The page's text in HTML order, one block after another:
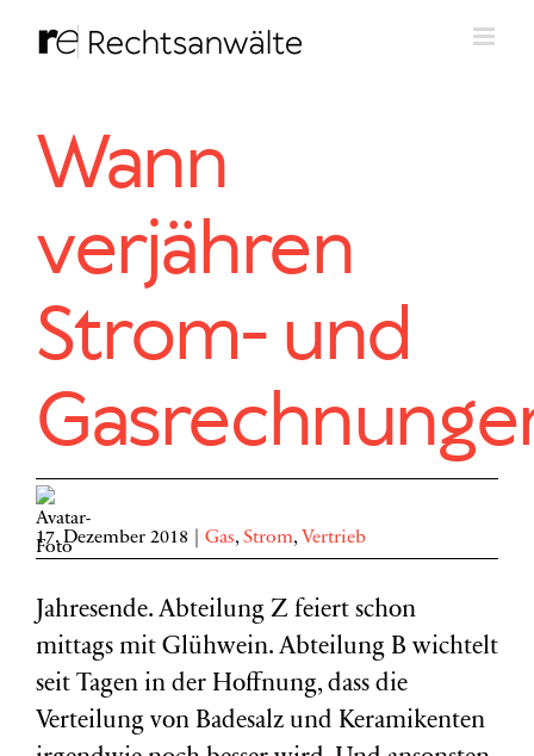
Inhalt
Wann
verjähren
Strom- und
17. Dezember 2018 Gas, Strom, Vertrieb
Jahresende. Abteilung Z feiert schon
mittags mit Glühwein. Abteilung B wichtelt
seit Tagen in der Hoffnung, dass die
Verteilung von Badesalz und Keramikenten